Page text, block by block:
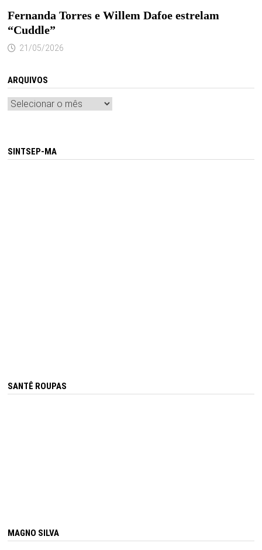
Fernanda Torres e Willem Dafoe estrelam
“Cuddle”
21/05/2026
ARQUIVOS
Arquivos
SINTSEP-MA
SANTÊ ROUPAS
MAGNO SILVA